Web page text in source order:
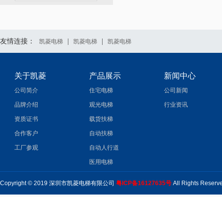
友情连接： 凯菱电梯 凯菱电梯 凯菱电梯
关于凯菱
公司简介
品牌介绍
资质证书
合作客户
工厂参观
产品展示
住宅电梯
观光电梯
载货扶梯
自动扶梯
自动人行道
医用电梯
新闻中心
公司新闻
行业资讯
Copyright © 2019 深圳市凯菱电梯有限公司 粤ICP备16127635号 All Rights